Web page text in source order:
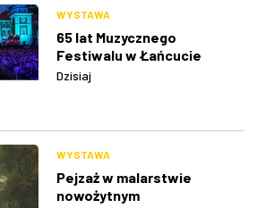
WYSTAWA
65 lat Muzycznego
Festiwalu w Łańcucie
Dzisiaj
WYSTAWA
Pejzaż w malarstwie
nowożytnym